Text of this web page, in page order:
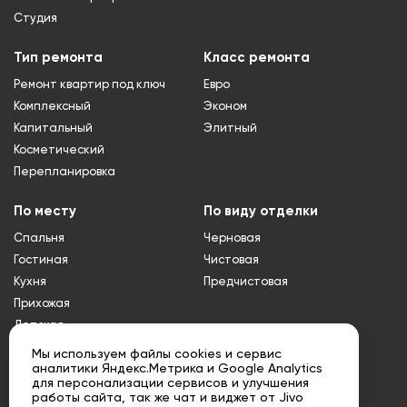
Студия
Тип ремонта
Ремонт квартир под ключ
Комплексный
Капитальный
Косметический
Перепланировка
Класс ремонта
Евро
Эконом
Элитный
По месту
Спальня
Гостиная
Кухня
Прихожая
Детская
Туалет
Ванная
Совмещенный
По виду отделки
Черновая
Чистовая
Предчистовая
Мы используем файлы cookies и сервис
аналитики Яндекс.Метрика и Google Analytics
для персонализации сервисов и улучшения
работы сайта, так же чат и виджет от Jivo